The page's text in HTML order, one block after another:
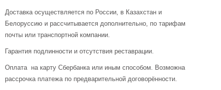
Доставка осуществляется по России, в Казахстан и
Белоруссию и рассчитывается дополнительно, по тарифам
почты или транспортной компании.
Гарантия подлинности и отсутствия реставрации.
Оплата на карту Сбербанка или иным способом. Возможна
рассрочка платежа по предварительной договорённости.